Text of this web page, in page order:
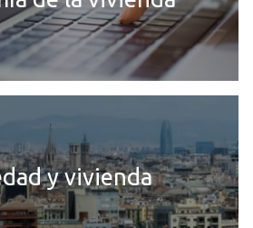
y vivienda